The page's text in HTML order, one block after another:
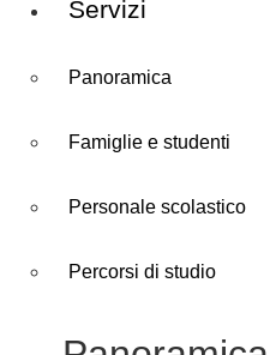
Servizi
Panoramica
Famiglie e studenti
Personale scolastico
Percorsi di studio